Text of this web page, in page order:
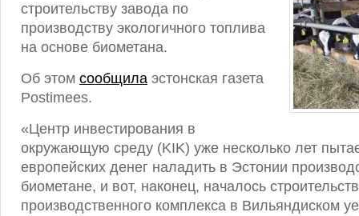
строительству завода по
производству экологичного топлива
на основе биометана.
Об этом сообщила эстонская газета
Postimees.
«Центр инвестирования в
окружающую среду (KIK) уже несколько лет
европейских денег наладить в Эстонии
биометане, и вот, наконец, началось
производственного комплекса в Вильяндиском